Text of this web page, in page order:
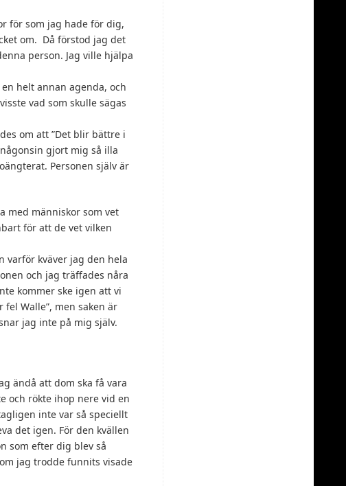
för som jag hade för dig,
om. Då förstod jag det
person. Jag ville hjälpa
helt annan agenda, och
vad som skulle sägas
om att ”Det blir bättre i
gjort mig så illa
Personen själv är
med människor som vet
för att de vet vilken
varför kväver jag den hela
och jag träffades nåra
kommer ske igen att vi
Walle”, men saken är
jag inte på mig själv.
ändå att dom ska få vara
och rökte ihop nere vid en
inte var så speciellt
det igen. För den kvällen
som efter dig blev så
jag trodde funnits visade